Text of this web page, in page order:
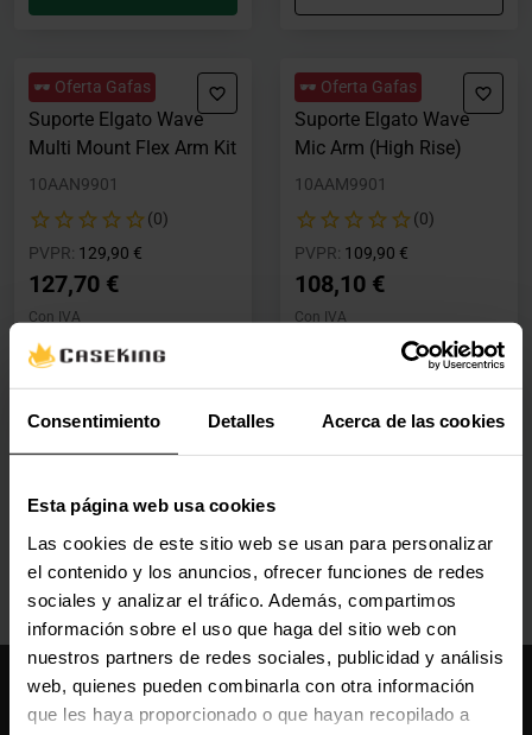
Consentimiento Detalles Acerca de las cookies
Esta página web usa cookies
Las cookies de este sitio web se usan para personalizar
el contenido y los anuncios, ofrecer funciones de redes
sociales y analizar el tráfico. Además, compartimos
información sobre el uso que haga del sitio web con
nuestros partners de redes sociales, publicidad y análisis
web, quienes pueden combinarla con otra información
que les haya proporcionado o que hayan recopilado a
🕶️ Oferta Gafas
Suporte Elgato Wave
Multi Mount Flex Arm Kit
10AAN9901
(0)
PVPR: Precio rebajado desde
129,90 €
127,70 €
Con IVA
Agotado
🕶️ Oferta Gafas
Suporte Elgato Wave
Mic Arm (High Rise)
10AAM9901
(0)
PVPR: Precio rebajado desde
109,90 €
108,10 €
Con IVA
Caseking España